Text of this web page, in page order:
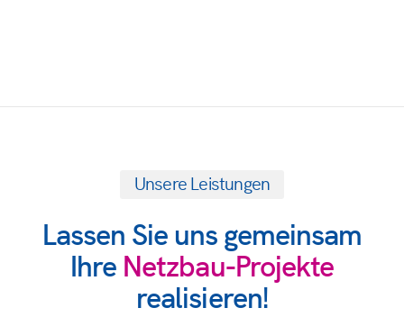
Unsere Leistungen
Lassen Sie uns gemeinsam
Ihre Netzbau-Projekte
realisieren!